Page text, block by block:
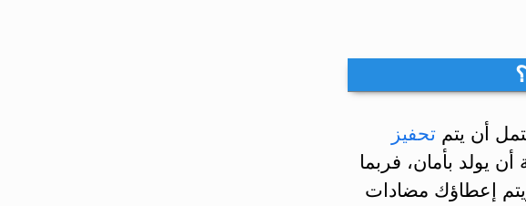
تحفيز
يولد بأمان، فربما
إعطاؤك مضادات